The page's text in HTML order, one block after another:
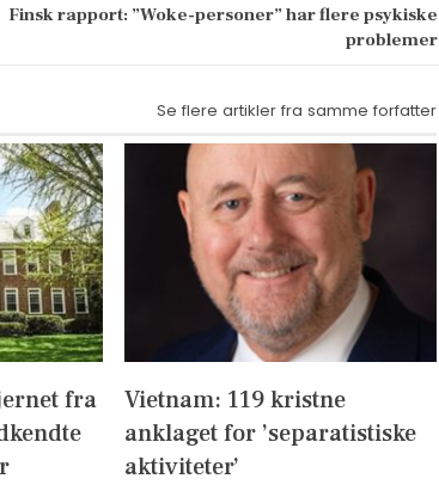
Finsk rapport: ”Woke-personer” har flere psykiske
problemer
Se flere artikler fra samme forfatter
fra
Vietnam: 119 kristne
anklaget for ’separatistiske
aktiviteter’